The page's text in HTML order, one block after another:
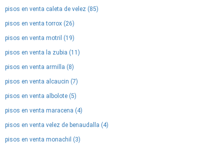
pisos en venta caleta de velez (85)
pisos en venta torrox (26)
pisos en venta motril (19)
pisos en venta la zubia (11)
pisos en venta armilla (8)
pisos en venta alcaucin (7)
pisos en venta albolote (5)
pisos en venta maracena (4)
pisos en venta velez de benaudalla (4)
pisos en venta monachil (3)